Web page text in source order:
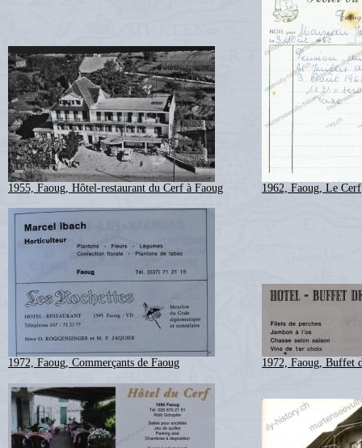
1955, Faoug, Hôtel-restaurant du Cerf à Faoug 1962, Faoug, Le Cerf
1972, Faoug, Commerçants de Faoug 1972, Faoug, Buffet